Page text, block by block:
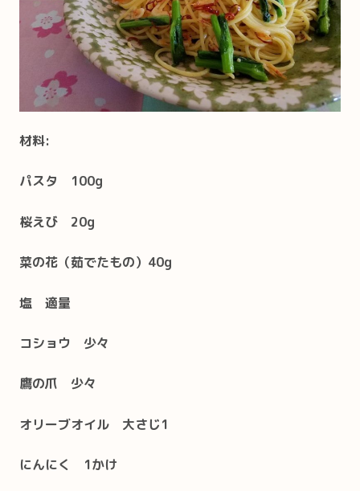
材料:
パスタ 100g
桜えび 20g
菜の花（茹でたもの）40g
塩 適量
コショウ 少々
鷹の爪 少々
オリーブオイル 大さじ1
にんにく 1かけ